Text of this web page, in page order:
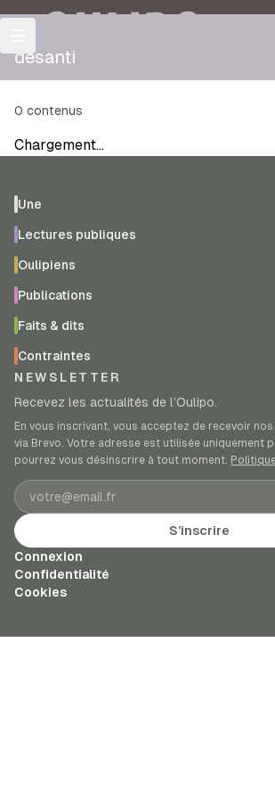
OULIPO
desanti
0 contenus
Chargement…
Une
Lectures publiques
Oulipiens
Publications
Faits & dits
Contraintes
NEWSLETTER
Recevez les actualités de l’Oulipo.
En vous inscrivant, vous acceptez de recevoir
via Brevo. Votre adresse est utilisée uniquement
pourrez vous désinscrire à tout moment.
Adresse e-mail
S’inscrire
Connexion
Confidentialité
Cookies